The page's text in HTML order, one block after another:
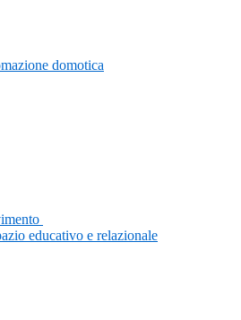
domotica
educativo e relazionale